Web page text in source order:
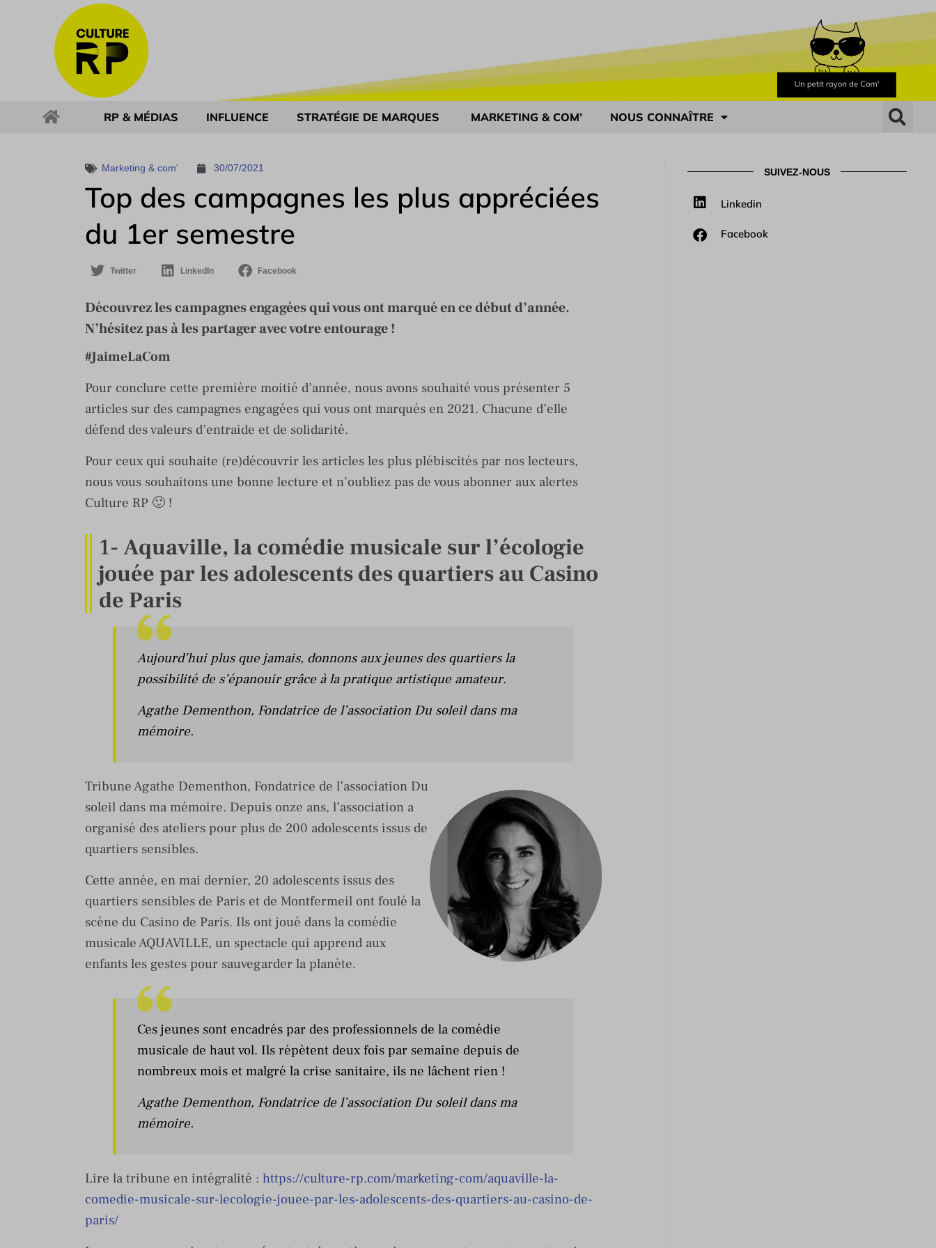
RP & MÉDIAS INFLUENCE STRATÉGIE DE MARQUES MARKETING & COM’ NOUS CONNAÎTRE
Marketing & com' 30/07/2021
Top des campagnes les plus appréciées
du 1er semestre
Twitter LinkedIn Facebook
Découvrez les campagnes engagées qui vous ont marqué en ce début d’année.
N’hésitez pas à les partager avec votre entourage !
#JaimeLaCom
Pour conclure cette première moitié d’année, nous avons souhaité vous présenter 5
articles sur des campagnes engagées qui vous ont marqués en 2021. Chacune d’elle
défend des valeurs d’entraide et de solidarité.
Pour ceux qui souhaite (re)découvrir les articles les plus plébiscités par nos lecteurs,
nous vous souhaitons une bonne lecture et n’oubliez pas de vous abonner aux alertes
Culture RP 🙂 !
1-Aquaville, la comédie musicale sur l’écologie
jouée par les adolescents des quartiers au Casino
de Paris
Aujourd’hui plus que jamais, donnons aux jeunes des quartiers la
possibilité de s’épanouir grâce à la pratique artistique amateur.
Agathe Dementhon, Fondatrice de l’association Du soleil dans ma
mémoire.
Tribune Agathe Dementhon, Fondatrice de l’association Du
soleil dans ma mémoire. Depuis onze ans, l’association a
organisé des ateliers pour plus de 200 adolescents issus de
quartiers sensibles.
Cette année, en mai dernier, 20 adolescents issus des
quartiers sensibles de Paris et de Montfermeil ont foulé la
scène du Casino de Paris. Ils ont joué dans la comédie
musicale AQUAVILLE, un spectacle qui apprend aux
enfants les gestes pour sauvegarder la planète.
Ces jeunes sont encadrés par des professionnels de la comédie
musicale de haut vol. Ils répètent deux fois par semaine depuis de
nombreux mois et malgré la crise sanitaire, ils ne lâchent rien !
Agathe Dementhon, Fondatrice de l’association Du soleil dans ma
mémoire.
Lire la tribune en intégralité : https://culture-rp.com/marketing-com/aquaville-la-
comedie-musicale-sur-lecologie-jouee-par-les-adolescents-des-quartiers-au-casino-de-
paris/
SUIVEZ-NOUS
Linkedin
Facebook